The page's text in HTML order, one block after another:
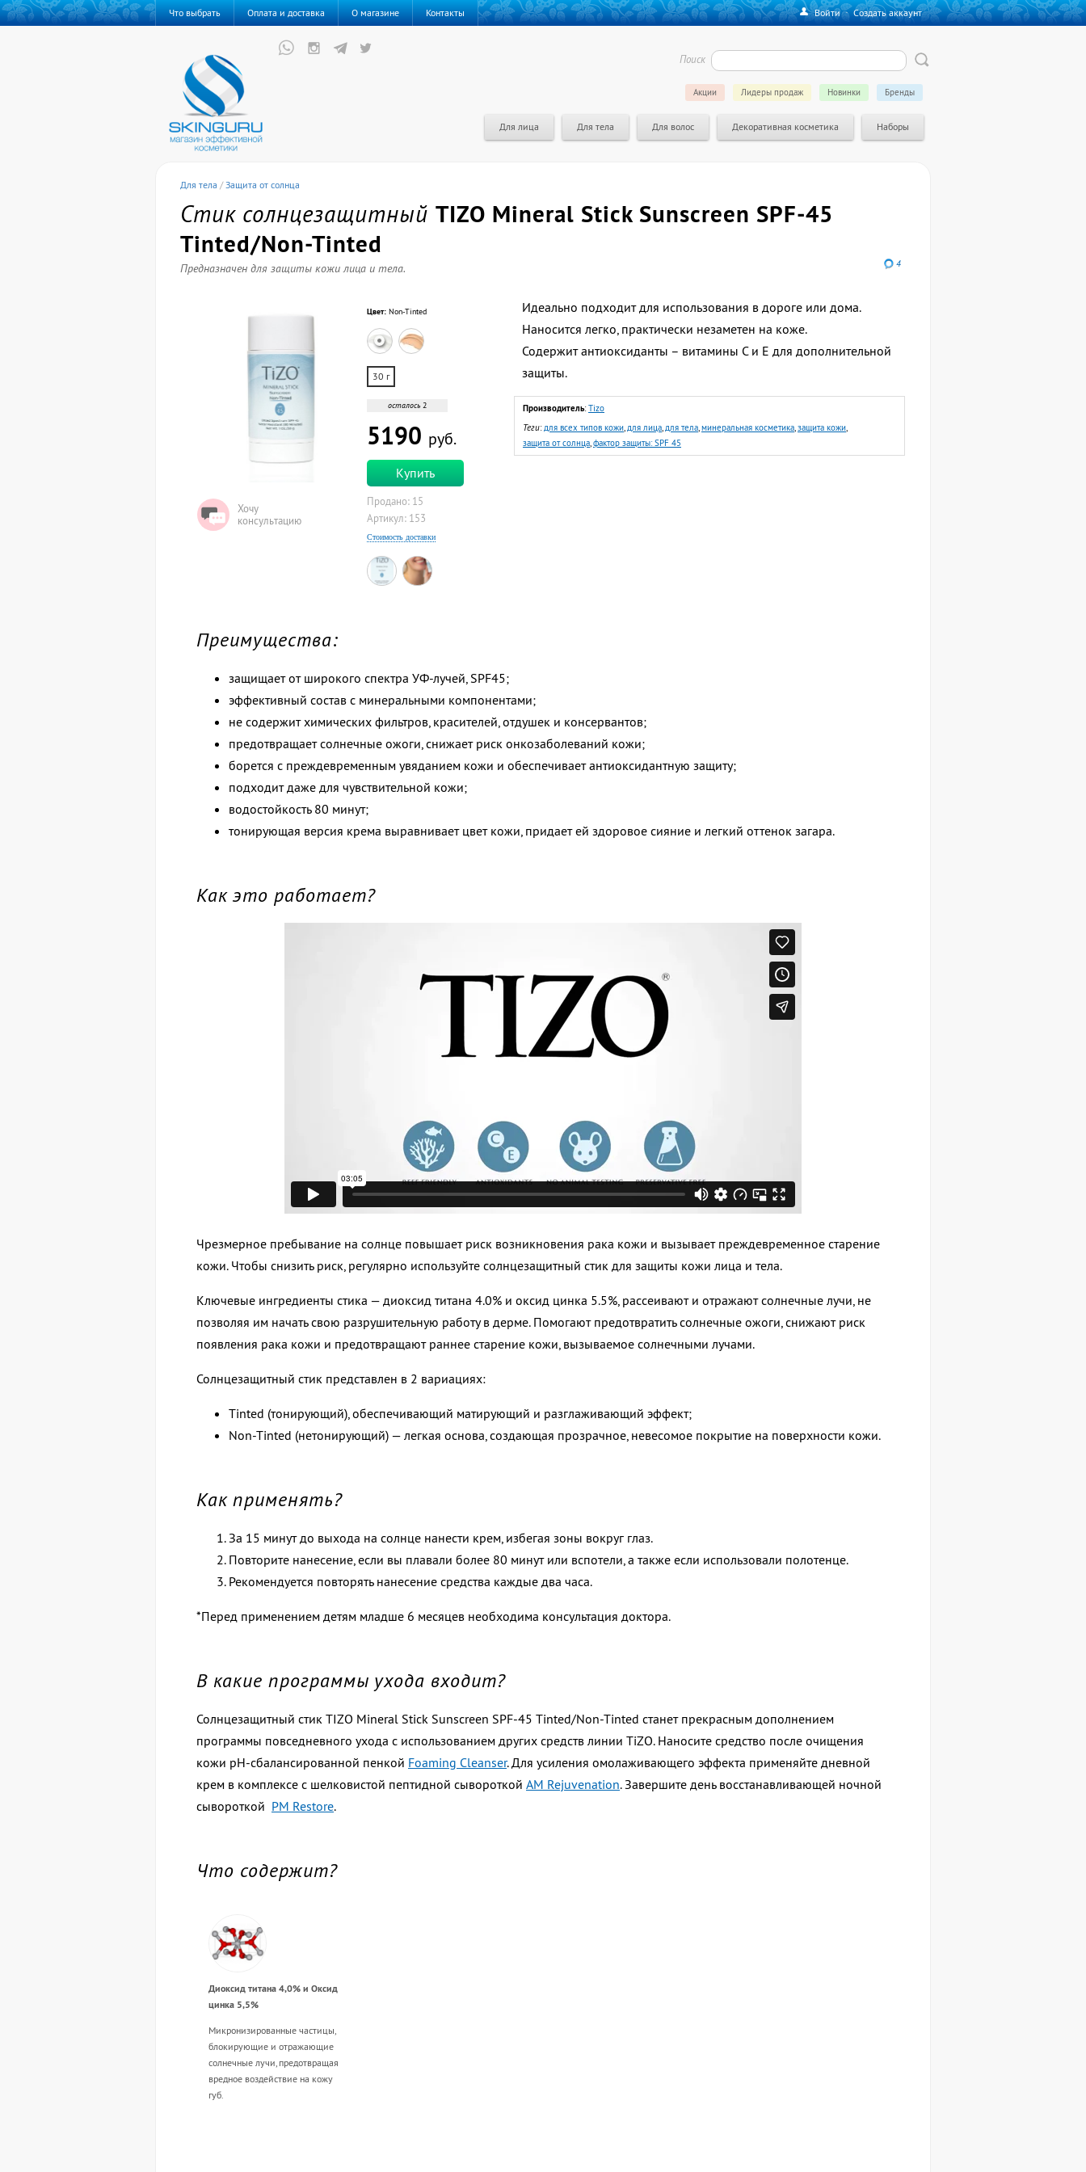
Что выбрать Оплата и доставка О магазине Контакты Войти·Создать аккаунт
Поиск
Бренды
Новинки
Лидеры продаж
Акции
Для лица Для тела Для волос Декоративная косметика Наборы
Для тела /Защита от солнца
Стик солнцезащитный TIZO Mineral Stick Sunscreen SPF-45
Tinted/Non-Tinted
4
Предназначен для защиты кожи лица и тела.
Хочу
консультацию
Цвет: Non-Tinted
30 г
осталось 2
5190 руб.
Купить
Продано: 15
Артикул: 153
Стоимость доставки
Идеально подходит для использования в дороге или дома.
Наносится легко, практически незаметен на коже.
Содержит антиоксиданты – витамины C и E для дополнительной
защиты.
Производитель:Tizo
Теги:для всех типов кожи,для лица,для тела,минеральная косметика,защита кожи,
защита от солнца,фактор защиты: SPF 45
Преимущества:
защищает от широкого спектра УФ-лучей, SPF45;
эффективный состав с минеральными компонентами;
не содержит химических фильтров, красителей, отдушек и консервантов;
предотвращает солнечные ожоги, снижает риск онкозаболеваний кожи;
борется с преждевременным увяданием кожи и обеспечивает антиоксидантную защиту;
подходит даже для чувствительной кожи;
водостойкость 80 минут;
тонирующая версия крема выравнивает цвет кожи, придает ей здоровое сияние и легкий оттенок загара.
Как это работает?
Чрезмерное пребывание на солнце повышает риск возникновения рака кожи и вызывает преждевременное старение
кожи. Чтобы снизить риск, регулярно используйте солнцезащитный стик для защиты кожи лица и тела.
Ключевые ингредиенты стика — диоксид титана 4.0% и оксид цинка 5.5%, рассеивают и отражают солнечные лучи, не
позволяя им начать свою разрушительную работу в дерме. Помогают предотвратить солнечные ожоги, снижают риск
появления рака кожи и предотвращают раннее старение кожи, вызываемое солнечными лучами.
Солнцезащитный стик представлен в 2 вариациях:
Tinted (тонирующий), обеспечивающий матирующий и разглаживающий эффект;
Non-Tinted (нетонирующий) — легкая основа, создающая прозрачное, невесомое покрытие на поверхности кожи.
Как применять?
За 15 минут до выхода на солнце нанести крем, избегая зоны вокруг глаз.
Повторите нанесение, если вы плавали более 80 минут или вспотели, а также если использовали полотенце.
Рекомендуется повторять нанесение средства каждые два часа.
*Перед применением детям младше 6 месяцев необходима консультация доктора.
В какие программы ухода входит?
Солнцезащитный стик TIZO Mineral Stick Sunscreen SPF-45 Tinted/Non-Tinted станет прекрасным дополнением
программы повседневного ухода с использованием других средств линии TiZO. Наносите средство после очищения
кожи pH-сбалансированной пенкой Foaming Cleanser. Для усиления омолаживающего эффекта применяйте дневной
крем в комплексе с шелковистой пептидной сывороткой AM Rejuvenation. Завершите день восстанавливающей ночной
сывороткой PM Restore.
Что содержит?
Диоксид титана 4,0% и Оксид
цинка 5,5%
Микронизированные частицы,
блокирующие и отражающие
солнечные лучи, предотвращая
вредное воздействие на кожу
губ.